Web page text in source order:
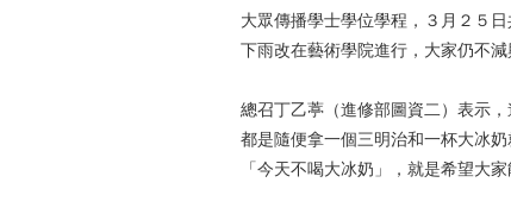
大眾傳播學士學位學程，３月２５
下雨改在藝術學院進行，大家仍不減
總召丁乙葶（進修部圖資二）表示
都是隨便拿一個三明治和一杯大冰
「今天不喝大冰奶」，就是希望大